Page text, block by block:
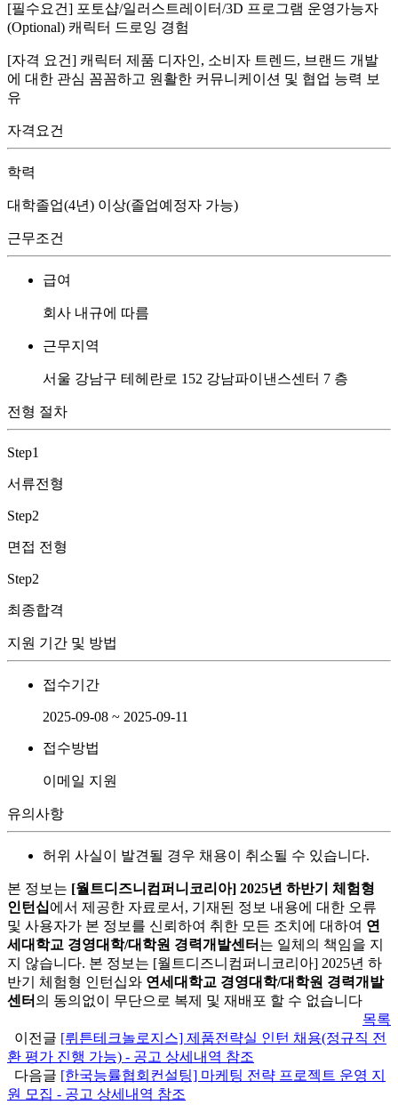
[필수요건] 포토샵/일러스트레이터/3D 프로그램 운영가능자
(Optional) 캐릭터 드로잉 경험
[자격 요건] 캐릭터 제품 디자인, 소비자 트렌드, 브랜드 개발
에 대한 관심 꼼꼼하고 원활한 커뮤니케이션 및 협업 능력 보
유
자격요건
학력
대학졸업(4년) 이상(졸업예정자 가능)
근무조건
급여
회사 내규에 따름
근무지역
서울 강남구 테헤란로 152 강남파이낸스센터 7 층
전형 절차
Step1
서류전형
Step2
면접 전형
Step2
최종합격
지원 기간 및 방법
접수기간
2025-09-08 ~ 2025-09-11
접수방법
이메일 지원
유의사항
허위 사실이 발견될 경우 채용이 취소될 수 있습니다.
본 정보는 [월트디즈니컴퍼니코리아] 2025년 하반기 체험형
인턴십에서 제공한 자료로서, 기재된 정보 내용에 대한 오류
및 사용자가 본 정보를 신뢰하여 취한 모든 조치에 대하여 연
세대학교 경영대학/대학원 경력개발센터 는 일체의 책임을 지
지 않습니다. 본 정보는 [월트디즈니컴퍼니코리아] 2025년 하
반기 체험형 인턴십와 연세대학교 경영대학/대학원 경력개발
센터 의 동의없이 무단으로 복제 및 재배포 할 수 없습니다
목록
이전글 [뤼튼테크놀로지스] 제품전략실 인턴 채용(정규직 전
환 평가 진행 가능) - 공고 상세내역 참조
다음글 [한국능률협회컨설팅] 마케팅 전략 프로젝트 운영 지
원 모집 - 공고 상세내역 참조